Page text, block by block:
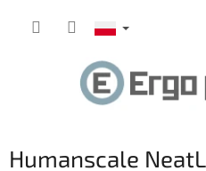
Humanscale